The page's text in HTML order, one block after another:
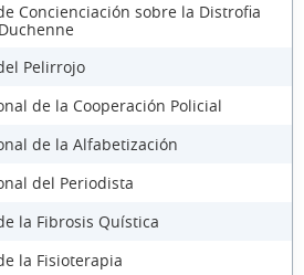
Concienciación sobre la Distrofia
Pelirrojo
de la Cooperación Policial
de la Alfabetización
del Periodista
la Fibrosis Quística
la Fisioterapia